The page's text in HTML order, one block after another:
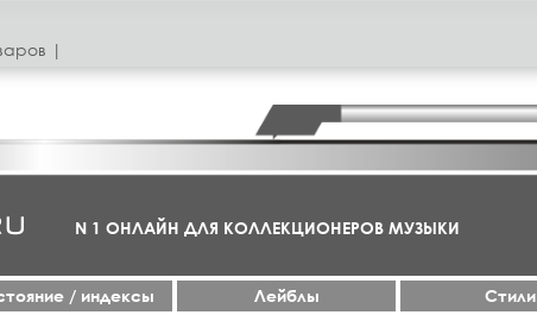
|
N 1 ОНЛАЙН ДЛЯ КОЛЛЕКЦИОНЕРОВ МУЗЫКИ
/ индексы Лейблы Стили